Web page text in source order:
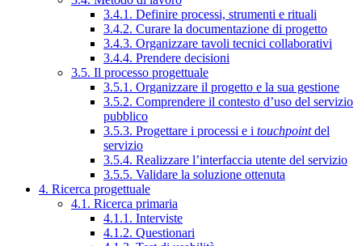
3.4.1. Definire processi, strumenti e rituali
3.4.2. Curare la documentazione di progetto
3.4.3. Organizzare tavoli tecnici collaborativi
3.4.4. Prendere decisioni
3.5. Il processo progettuale
3.5.1. Organizzare il progetto e la sua gestione
3.5.2. Comprendere il contesto d’uso del servizio
pubblico
3.5.3. Progettare i processi e i touchpointdel
servizio
3.5.4. Realizzare l’interfaccia utente del servizio
3.5.5. Validare la soluzione ottenuta
4. Ricerca progettuale
4.1. Ricerca primaria
4.1.1. Interviste
4.1.2. Questionari